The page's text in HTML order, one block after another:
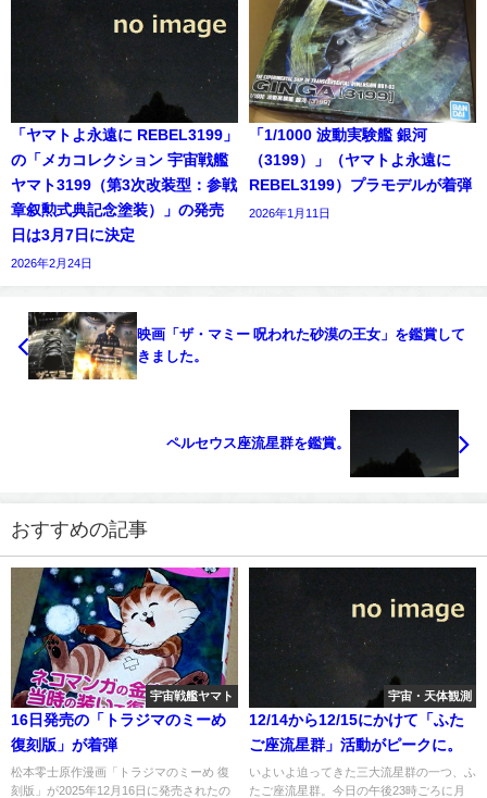
「ヤマトよ永遠に REBEL3199」
の「メカコレクション 宇宙戦艦
ヤマト3199（第3次改装型：参戦
章叙勲式典記念塗装）」の発売
日は3月7日に決定
2026年2月24日
「1/1000 波動実験艦 銀河
（3199）」（ヤマトよ永遠に
REBEL3199）プラモデルが着弾
2026年1月11日
映画「ザ・マミー 呪われた砂漠の王女」を鑑賞して
きました。
ペルセウス座流星群を鑑賞。
おすすめの記事
宇宙戦艦ヤマト
16日発売の「トラジマのミーめ
復刻版」が着弾
松本零士原作漫画「トラジマのミーめ 復
刻版」が2025年12月16日に発売されたの
宇宙・天体観測
12/14から12/15にかけて「ふた
ご座流星群」活動がピークに。
いよいよ迫ってきた三大流星群の一つ、ふ
たご座流星群。今日の午後23時ごろに月